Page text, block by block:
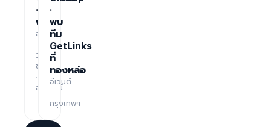
·
ฟรี
อบรม
·
3
ชั่วโมง
·
ออนไลน์
·
พบ
ทีม
GetLinks
ที่
ทองหล่อ
อีเวนต์
·
กรุงเทพฯ